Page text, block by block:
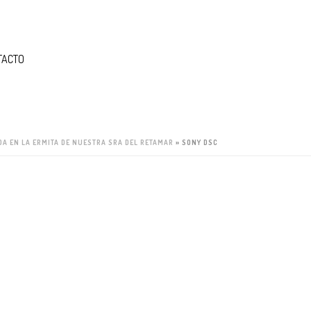
EN LA ERMITA DE NUESTRA SRA DEL RETAMAR » SONY DSC